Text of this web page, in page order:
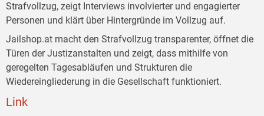
Strafvollzug, zeigt Interviews involvierter und engagierter
Personen und klärt über Hintergründe im Vollzug auf.
Jailshop.at macht den Strafvollzug transparenter, öffnet die
Türen der Justizanstalten und zeigt, dass mithilfe von
geregelten Tagesabläufen und Strukturen die
Wiedereingliederung in die Gesellschaft funktioniert.
Link